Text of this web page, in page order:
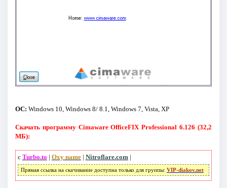
ОС: Windows 10, Windows 8/ 8.1, Windows 7, Vista, XP
Скачать программу Cimaware OfficeFIX Professional 6.126 (32,2
МБ):
с Turbo.to | Oxy name| Nitroflare.com|
Прямая ссылка на скачивание доступна только для группы: VIP-diakov.net